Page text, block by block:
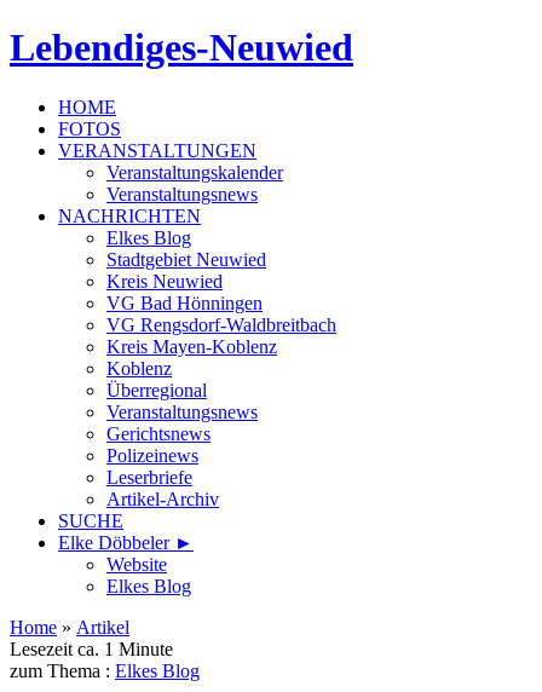
Lebendiges-Neuwied
HOME
FOTOS
VERANSTALTUNGEN
Veranstaltungskalender
Veranstaltungsnews
NACHRICHTEN
Elkes Blog
Stadtgebiet Neuwied
Kreis Neuwied
VG Bad Hönningen
VG Rengsdorf-Waldbreitbach
Kreis Mayen-Koblenz
Koblenz
Überregional
Veranstaltungsnews
Gerichtsnews
Polizeinews
Leserbriefe
Artikel-Archiv
SUCHE
Elke Döbbeler ►
Website
Elkes Blog
Home » Artikel
Lesezeit ca. 1 Minute
zum Thema : Elkes Blog